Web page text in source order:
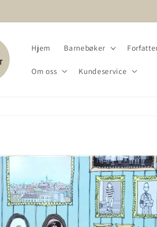
Hjem Barnebøker
Om oss Kundeservice